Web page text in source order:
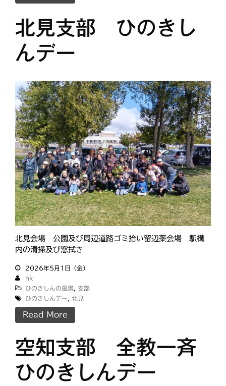
苫小牧 釧根
北見支部 ひのきし
んデー
北見会場 公園及び周辺道路ゴミ拾い留辺蘂会場 駅構
内の清掃及び窓拭き
2026年5月1日（金）
hk
ひのきしんの風景
支部
ひのきしんデー
北見
Read More
空知支部 全教一斉
ひのきしんデー